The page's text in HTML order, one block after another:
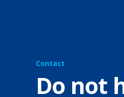
Contact
Do not